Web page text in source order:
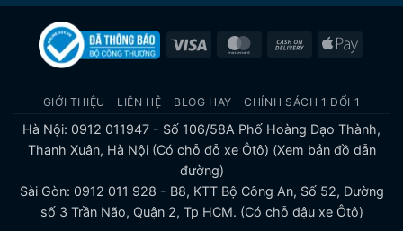
Visa MasterCardCash
Apple
GIỚI THIỆU LIÊN HỆ BLOG HAY CHÍNH SÁCH 1 ĐỔI 1
Hà Nội: 0912 011947 - Số 106/58A Phố Hoàng Đạo Thành,
Thanh Xuân, Hà Nội (Có chỗ đỗ xe Ôtô) (Xem bản đồ dẫn
đường)
Sài Gòn: 0912 011 928 - B8, KTT Bộ Công An, Số 52, Đường
số 3 Trần Não, Quận 2, Tp HCM. (Có chỗ đậu xe Ôtô)